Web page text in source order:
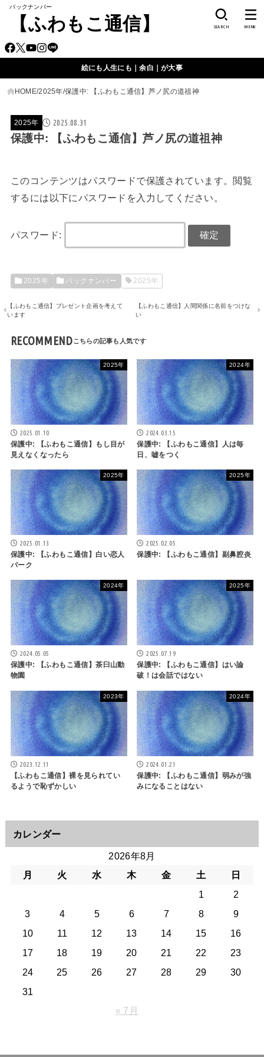
バックナンバー
【ふわもこ通信】 SEARCH MENU
絵にも人生にも｜余白｜が大事
HOME 2025年 保護中: 【ふわもこ通信】芦ノ尻の道祖神
2025年 2025.08.31
保護中: 【ふわもこ通信】芦ノ尻の道祖神
このコンテンツはパスワードで保護されています。閲覧
するには以下にパスワードを入力してください。
パスワード:
2025年 バックナンバー 2025年
【ふわもこ通信】プレゼント企画を考えて
います
【ふわもこ通信】人間関係に名前をつけな
い
RECOMMEND
2025年
2025.01.10
保護中: 【ふわもこ通信】もし目が
見えなくなったら
2024年
2024.03.15
保護中: 【ふわもこ通信】人は毎
日、嘘をつく
2025年
2025.01.13
保護中: 【ふわもこ通信】白い恋人
パーク
2025年
2025.02.05
保護中: 【ふわもこ通信】副鼻腔炎
2024年
2024.05.05
保護中: 【ふわもこ通信】茶臼山動
物園
2025年
2025.07.19
保護中: 【ふわもこ通信】はい論
破！は会話ではない
2023年
2023.12.11
【ふわもこ通信】裸を見られてい
るようで恥ずかしい
2024年
2024.01.21
保護中: 【ふわもこ通信】弱みが強
みになることはない
カレンダー
2026年8月
月
火 水 木 金 土
日
1
2
3
4 5 6 7 8
9
10
11 12 13 14 15
16
17
18 19 20 21 22
23
24
25 26 27 28 29
30
31
« 7月